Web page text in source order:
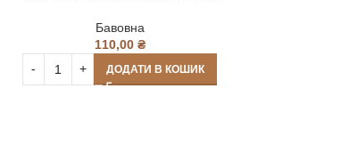
Бавовна
110,00 ₴
ДОДАТИ В КОШИК